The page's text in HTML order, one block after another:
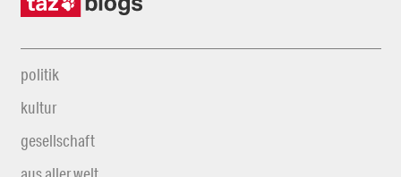
politik
kultur
gesellschaft